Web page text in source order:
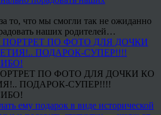
то, что мы смогли так не ожиданно
наших родителей…
ПО ФОТО ДЛЯ ДОЧКИ КО
ПОДАРОК-СУПЕР!!!!